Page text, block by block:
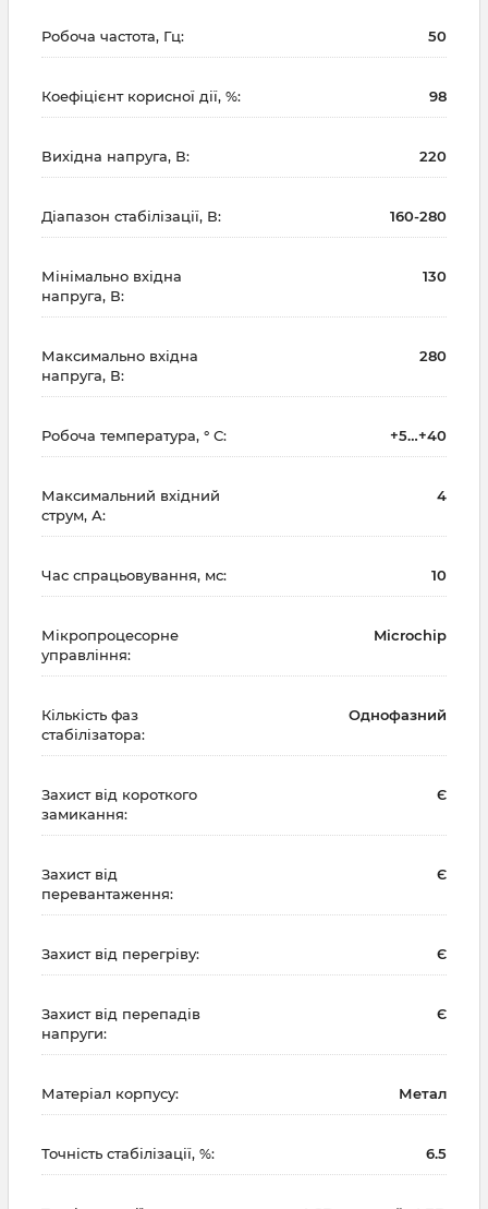
Робоча частота, Гц: 50
Коефіцієнт корисної дії, %: 98
Вихідна напруга, В: 220
Діапазон стабілізації, В: 160-280
Мінімально вхідна
напруга, В:
130
Максимально вхідна
напруга, В:
280
Робоча температура, ° С: +5…+40
Максимальний вхідний
струм, А:
4
Час спрацьовування, мс: 10
Мікропроцесорне
управління:
Microchip
Кількість фаз
стабілізатора:
Однофазний
Захист від короткого
замикання:
Є
Захист від
перевантаження:
Є
Захист від перегріву: Є
Захист від перепадів
напруги:
Є
Матеріал корпусу: Метал
Точність стабілізації, %: 6.5